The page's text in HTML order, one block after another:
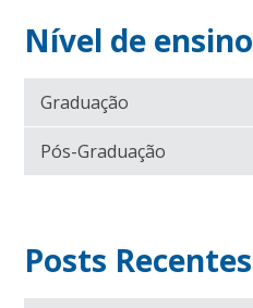
Nível de ensino
Graduação
Pós-Graduação
Posts Recentes